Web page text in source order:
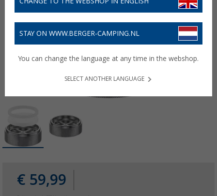
€ 59,99
STAY ON WWW.BERGER-CAMPING.NL
You can change the language at any time in the webshop.
SELECT ANOTHER LANGUAGE